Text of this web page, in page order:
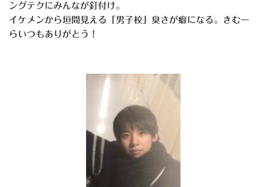
ングテクにみんなが釘付け。
イケメンから垣間見える「男子校」臭さが癖になる。きむー
らいつもありがとう！